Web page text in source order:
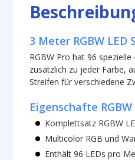
3 Meter RGBW
RGBW Pro hat 96
zusätzlich zu jeder Farbe,
Streifen für verschiedene
Eigenschafte
Komplettsatz RGBW
Multicolor RGB und
Enthält 96 LEDs pro